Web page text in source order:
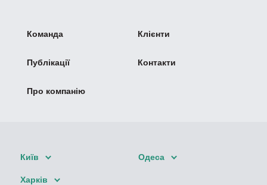
Команда Клієнти
Публікації Контакти
Про компанію
Київ Одеса
Харків